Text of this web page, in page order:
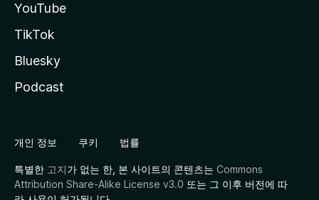
YouTube
TikTok
Bluesky
Podcast
개인 정보 쿠키 법률
특별한 고지가 없는 한, 본 사이트의 콘텐츠는 Commons
Attribution Share-Alike License v3.0 또는 그 이후 버전에 따